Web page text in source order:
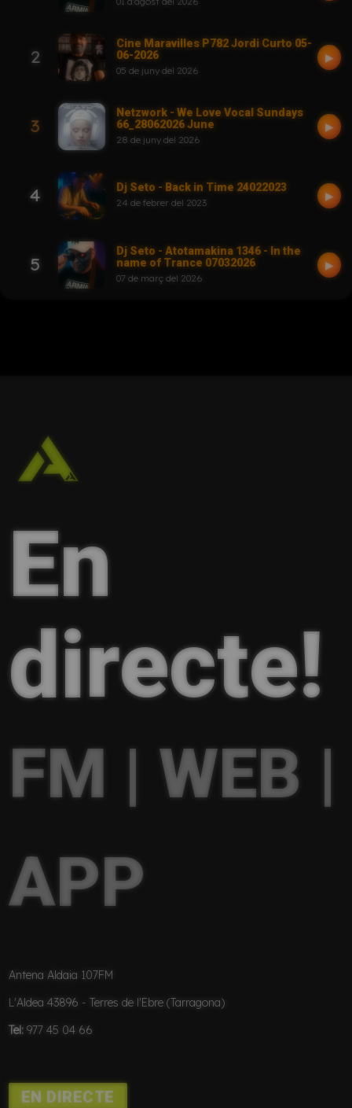
2
Cine Maravilles P782 Jordi Curto 05-
06-2026
05 de juny del 2026
▶
3
Netzwork - We Love Vocal Sundays
66_28062026 June
28 de juny del 2026
▶
4 Dj Seto - Back in Time 24022023
24 de febrer del 2023
▶
5
Dj Seto - Atotamakina 1346 - In the
name of Trance 07032026
07 de març del 2026
▶
En
directe!
FM | WEB |
APP
Antena Aldaia 107FM
L'Aldea 43896 - Terres de l'Ebre (Tarragona)
Tel: 977 45 04 66
EN DIRECTE